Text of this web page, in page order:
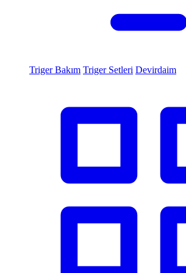
Triger Bakım Triger Setleri Devirdaim